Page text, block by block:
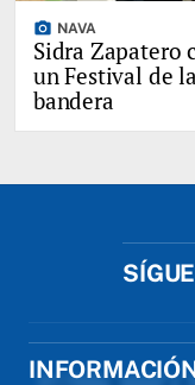
photo_camera NAVA
Sidra Zapatero
un Festival de
bandera